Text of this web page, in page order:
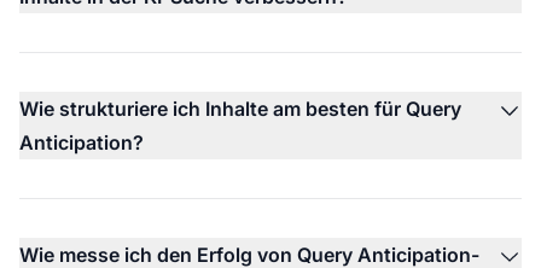
Wie strukturiere ich Inhalte am besten für Query
Anticipation?
Wie messe ich den Erfolg von Query Anticipation-